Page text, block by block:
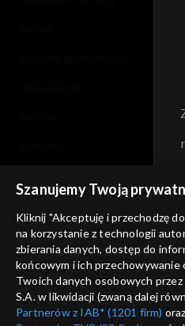
informacje o dostawcy usług
Szanujemy Twoją
Kliknij "Akceptuję i przechodzę
na korzystanie z technologii
zbierania danych, dostęp do
końcowym i ich przechowywanie
Twoich danych osobowych
S.A. w likwidacji (zwaną dalej
Partnerów z IAB* (1201 firm)